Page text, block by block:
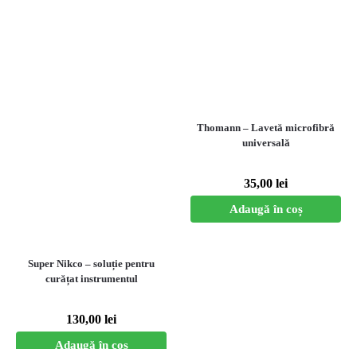
Super Nikco – soluție pentru
curățat instrumentul
130,00 lei
Adaugă în coș
Thomann – Lavetă microfibră
universală
35,00 lei
Adaugă în coș